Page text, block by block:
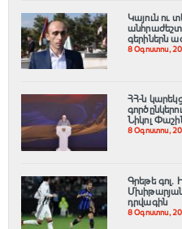
Կայուն ու
գերիներն
8 Օգոստոս,
ՀՀ-ն
Նիկոլ
8 Օգոստոս,
Գրեթե գոլ.
դրվագին
8 Օգոստոս,